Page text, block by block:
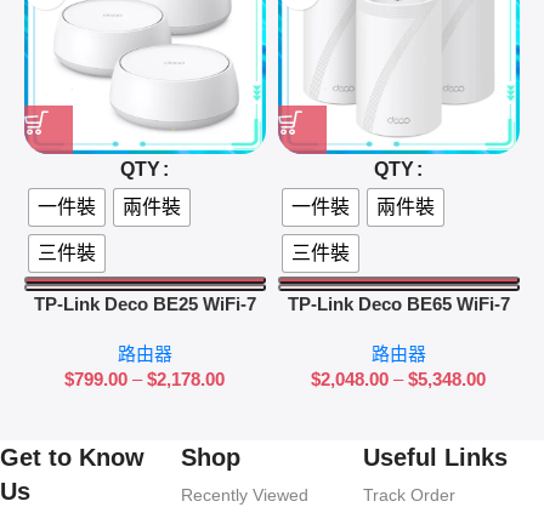
QTY
一件裝
兩件裝
三件裝
TP-Link Deco BE25 WiFi-7
路由器
$799.00 – $2,178.00
QTY
一件裝
兩件裝
三件裝
TP-Link Deco BE65 WiFi-7
路由器
$2,048.00 – $5,348.00
Get to Know
Us
Shop
Recently Viewed
Useful Links
Track Order